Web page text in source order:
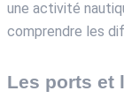
une activité
comprendre les
Les ports et